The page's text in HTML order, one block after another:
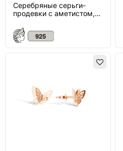
Серебряные серьги-
продевки с аметистом,